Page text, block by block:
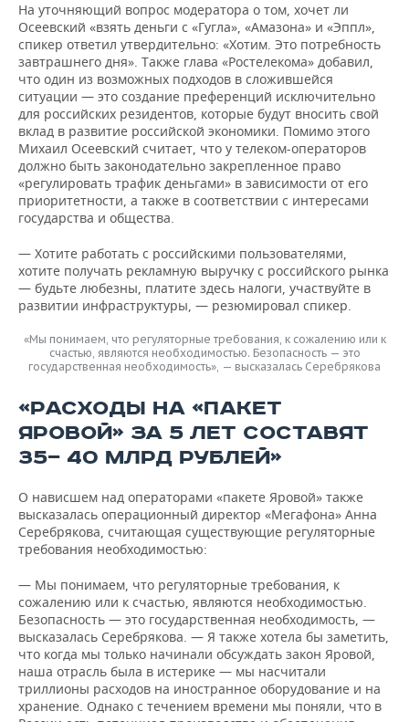
На уточняющий вопрос модератора о том, хочет ли
Осеевский «взять деньги с «Гугла», «Амазона» и «Эппл»,
спикер ответил утвердительно: «Хотим. Это потребность
завтрашнего дня». Также глава «Ростелекома» добавил,
что один из возможных подходов в сложившейся
ситуации — это создание преференций исключительно
для российских резидентов, которые будут вносить свой
вклад в развитие российской экономики. Помимо этого
Михаил Осеевский считает, что у телеком-операторов
должно быть законодательно закрепленное право
«регулировать трафик деньгами» в зависимости от его
приоритетности, а также в соответствии с интересами
государства и общества.
— Хотите работать с российскими пользователями,
хотите получать рекламную выручку с российского рынка
— будьте любезны, платите здесь налоги, участвуйте в
развитии инфраструктуры, — резюмировал спикер.
«Мы понимаем, что регуляторные требования, к сожалению или к
счастью, являются необходимостью. Безопасность — это
государственная необходимость», — высказалась Серебрякова
«РАСХОДЫ НА «ПАКЕТ
ЯРОВОЙ» ЗА 5 ЛЕТ СОСТАВЯТ
35— 40 МЛРД РУБЛЕЙ»
О нависшем над операторами «пакете Яровой» также
высказалась операционный директор «Мегафона» Анна
Серебрякова, считающая существующие регуляторные
требования необходимостью:
— Мы понимаем, что регуляторные требования, к
сожалению или к счастью, являются необходимостью.
Безопасность — это государственная необходимость, —
высказалась Серебрякова. — Я также хотела бы заметить,
что когда мы только начинали обсуждать закон Яровой,
наша отрасль была в истерике — мы насчитали
триллионы расходов на иностранное оборудование и на
хранение. Однако с течением времени мы поняли, что в